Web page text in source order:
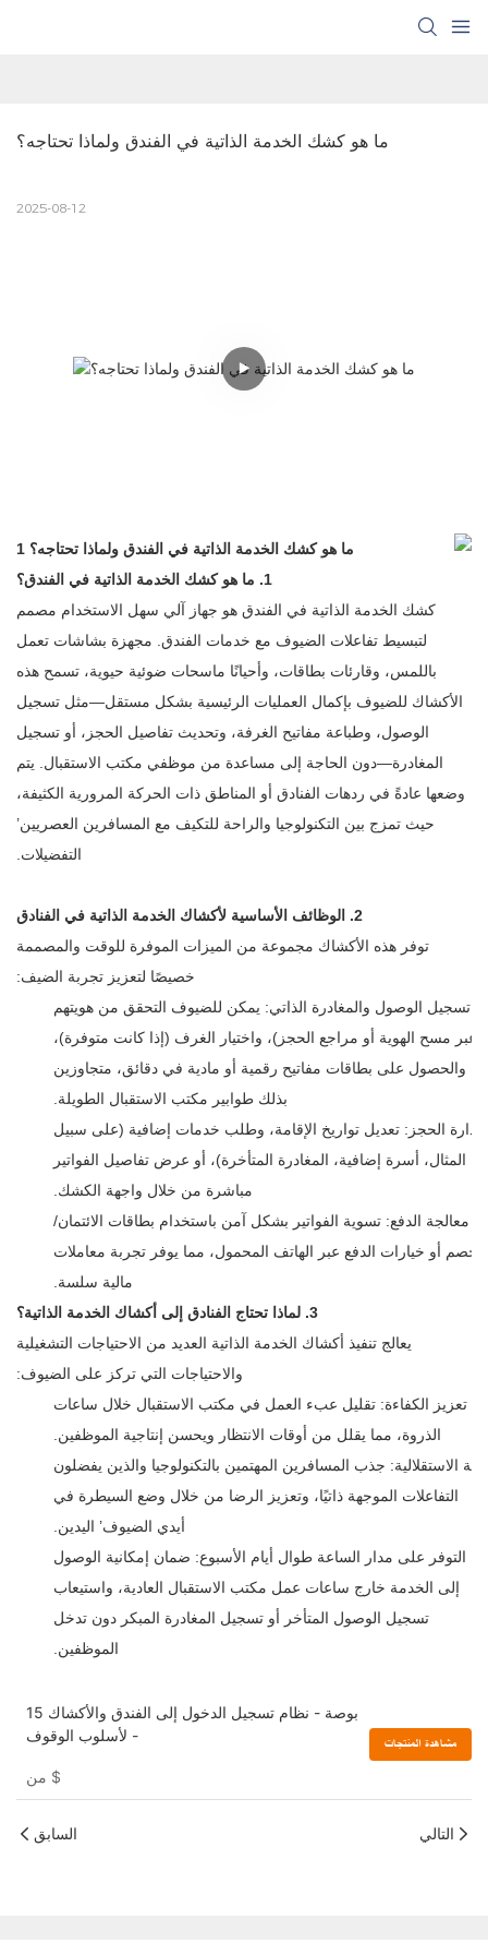
ما هو كشك الخدمة الذاتية في الفندق ولماذا تحتاجه؟
2025-08-12
1. ما هو كشك الخدمة الذاتية في الفندق؟
كشك الخدمة الذاتية في الفندق هو جهاز آلي سهل الاستخدام مصمم
لتبسيط تفاعلات الضيوف مع خدمات الفندق. مجهزة بشاشات تعمل
باللمس، وقارئات بطاقات، وأحيانًا ماسحات ضوئية حيوية، تسمح هذه
الأكشاك للضيوف بإكمال العمليات الرئيسية بشكل مستقل—مثل تسجيل
الوصول، وطباعة مفاتيح الغرفة، وتحديث تفاصيل الحجز، أو تسجيل
المغادرة—دون الحاجة إلى مساعدة من موظفي مكتب الاستقبال. يتم
وضعها عادةً في ردهات الفنادق أو المناطق ذات الحركة المرورية الكثيفة،
حيث تمزج بين التكنولوجيا والراحة للتكيف مع المسافرين العصريين’
التفضيلات.
2. الوظائف الأساسية لأكشاك الخدمة الذاتية في الفنادق
توفر هذه الأكشاك مجموعة من الميزات الموفرة للوقت والمصممة
خصيصًا لتعزيز تجربة الضيف:
تسجيل الوصول والمغادرة الذاتي: يمكن للضيوف التحقق من هويتهم
(عبر مسح الهوية أو مراجع الحجز)، واختيار الغرف (إذا كانت متوفرة)،
والحصول على بطاقات مفاتيح رقمية أو مادية في دقائق، متجاوزين
بذلك طوابير مكتب الاستقبال الطويلة.
إدارة الحجز: تعديل تواريخ الإقامة، وطلب خدمات إضافية (على سبيل
المثال، أسرة إضافية، المغادرة المتأخرة)، أو عرض تفاصيل الفواتير
مباشرة من خلال واجهة الكشك.
معالجة الدفع: تسوية الفواتير بشكل آمن باستخدام بطاقات الائتمان/
الخصم أو خيارات الدفع عبر الهاتف المحمول، مما يوفر تجربة معاملات
مالية سلسة.
3. لماذا تحتاج الفنادق إلى أكشاك الخدمة الذاتية؟
يعالج تنفيذ أكشاك الخدمة الذاتية العديد من الاحتياجات التشغيلية
والاحتياجات التي تركز على الضيوف:
تعزيز الكفاءة: تقليل عبء العمل في مكتب الاستقبال خلال ساعات
الذروة، مما يقلل من أوقات الانتظار ويحسن إنتاجية الموظفين.
الاستقلالية: جذب المسافرين المهتمين بالتكنولوجيا والذين يفضلون
التفاعلات الموجهة ذاتيًا، وتعزيز الرضا من خلال وضع السيطرة في
أيدي الضيوف’ اليدين.
التوفر على مدار الساعة طوال أيام الأسبوع: ضمان إمكانية الوصول
إلى الخدمة خارج ساعات عمل مكتب الاستقبال العادية، واستيعاب
تسجيل الوصول المتأخر أو تسجيل المغادرة المبكر دون تدخل
الموظفين.
15 بوصة - نظام تسجيل الدخول إلى الفندق والأكشاك
- لأسلوب الوقوف
$
مشاهدة المنتجات
السابق التالي